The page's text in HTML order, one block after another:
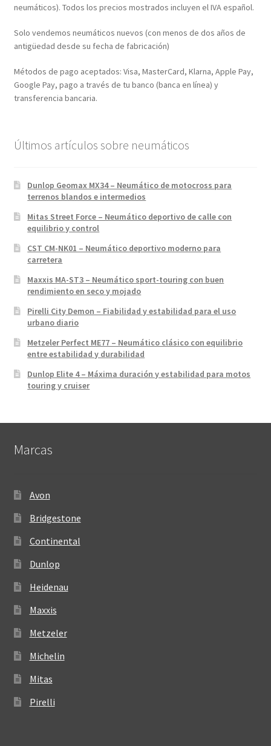
neumáticos). Todos los precios mostrados incluyen el IVA español.
Solo vendemos neumáticos nuevos (con menos de dos años de
antigüedad desde su fecha de fabricación)
Métodos de pago aceptados: Visa, MasterCard, Klarna, Apple Pay,
Google Pay, pago a través de tu banco (banca en línea) y
transferencia bancaria.
Últimos artículos sobre neumáticos
Dunlop Geomax MX34 – Neumático de motocross para
terrenos blandos e intermedios
Mitas Street Force – Neumático deportivo de calle con
equilibrio y control
CST CM-NK01 – Neumático deportivo moderno para
carretera
Maxxis MA-ST3 – Neumático sport-touring con buen
rendimiento en seco y mojado
Pirelli City Demon – Fiabilidad y estabilidad para el uso
urbano diario
Metzeler Perfect ME77 – Neumático clásico con equilibrio
entre estabilidad y durabilidad
Dunlop Elite 4 – Máxima duración y estabilidad para motos
touring y cruiser
Marcas
Avon
Bridgestone
Continental
Dunlop
Heidenau
Maxxis
Metzeler
Michelin
Mitas
Pirelli